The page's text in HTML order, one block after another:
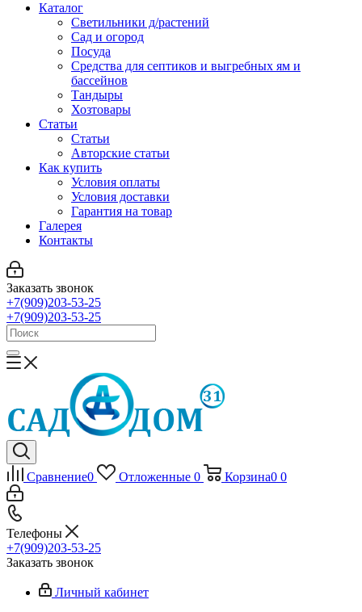
Каталог
Светильники д/растений
Сад и огород
Посуда
Средства для септиков и выгребных ям и
бассейнов
Тандыры
Хозтовары
Статьи
Статьи
Авторские статьи
Как купить
Условия оплаты
Условия доставки
Гарантия на товар
Галерея
Контакты
Заказать звонок
+7(909)203-53-25
+7(909)203-53-25
Сравнение0 Отложенные 0 Корзина0 0
Телефоны
+7(909)203-53-25
Заказать звонок
Личный кабинет